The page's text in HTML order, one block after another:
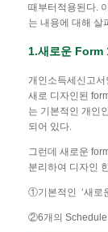
때부터적용된다.
는 내용에 대해 살
1.새로운 Form
개인소득세신고
새로 디자인된
는 기본적인 개인
되어 있다.
그런데 새로운
분리하여 디자인
①기본적인 ‘새로
②6개의 Schedule